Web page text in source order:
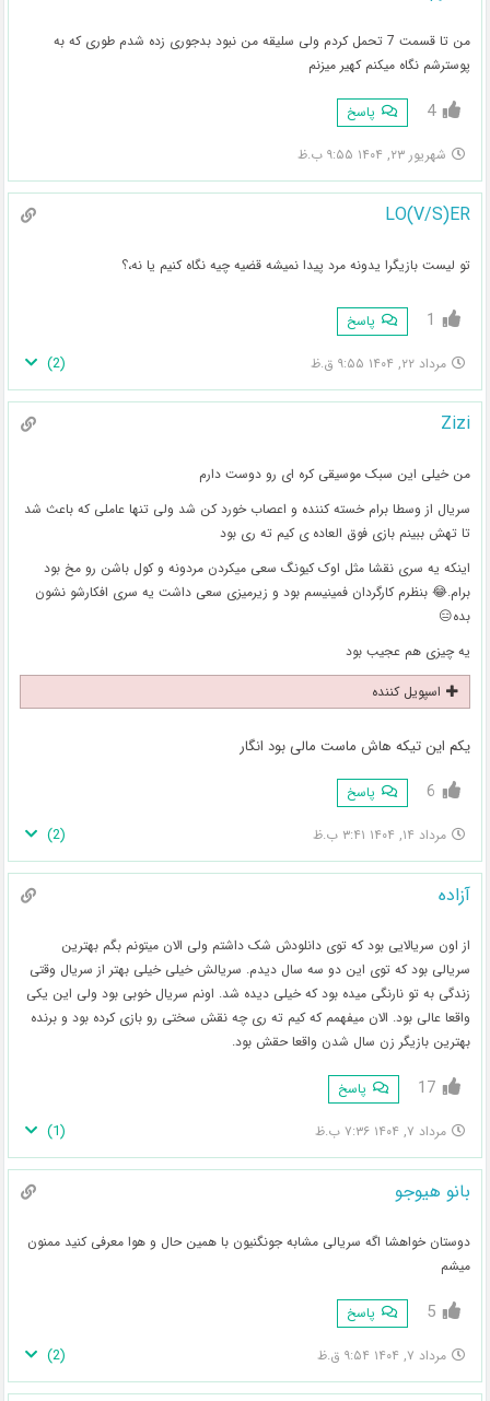
من تا قسمت 7 تحمل کردم ولی سلیقه من نبود بدجوری زده شدم طوری که به
پوسترشم نگاه میکنم کهیر میزنم
4 پاسخ
شهریور ۲۳, ۱۴۰۴ ۹:۵۵ ب.ظ
LO(V/S)ER
تو لیست بازیگرا یدونه مرد پیدا نمیشه قضیه چیه نگاه کنیم یا نه،؟
1 پاسخ
مرداد ۲۲, ۱۴۰۴ ۹:۵۵ ق.ظ (
2
)
Zizi
من خیلی این سبک موسیقی کره ای رو دوست دارم
سریال از وسطا برام خسته کننده و اعصاب خورد کن شد ولی تنها عاملی که باعث شد
تا تهش ببینم بازی فوق العاده ی کیم ته ری بود
اینکه یه سری نقشا مثل اوک کیونگ سعی میکردن مردونه و کول باشن رو مخ بود
برام.😂 بنظرم کارگردان فمینیسم بود و زیرمیزی سعی داشت یه سری افکارشو نشون
بده😑
یه چیزی هم عجیب بود
اسپویل کننده
یکم این تیکه هاش ماست مالی بود انگار
6 پاسخ
مرداد ۱۴, ۱۴۰۴ ۳:۴۱ ب.ظ (
2
)
آزاده
از اون سریالایی بود که توی دانلودش شک داشتم ولی الان میتونم بگم بهترین
سریالی بود که توی این دو سه سال دیدم. سریالش خیلی خیلی بهتر از سریال وقتی
زندگی به تو نارنگی میده بود که خیلی دیده شد. اونم سریال خوبی بود ولی این یکی
واقعا عالی بود. الان میفهمم که کیم ته ری چه نقش سختی رو بازی کرده بود و برنده
بهترین بازیگر زن سال شدن واقعا حقش بود.
17 پاسخ
مرداد ۷, ۱۴۰۴ ۷:۳۶ ب.ظ (
1
)
بانو هیوجو
دوستان خواهشا اگه سریالی مشابه جونگنیون با همین حال و هوا معرفی کنید ممنون
میشم
5 پاسخ
مرداد ۷, ۱۴۰۴ ۹:۵۴ ق.ظ (
2
)